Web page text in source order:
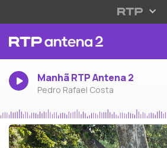
Manhã RTP Antena 2
Pedro Rafael Costa